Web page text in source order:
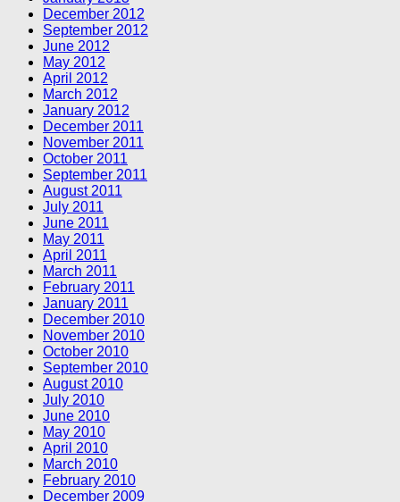
December 2012
September 2012
June 2012
May 2012
April 2012
March 2012
January 2012
December 2011
November 2011
October 2011
September 2011
August 2011
July 2011
June 2011
May 2011
April 2011
March 2011
February 2011
January 2011
December 2010
November 2010
October 2010
September 2010
August 2010
July 2010
June 2010
May 2010
April 2010
March 2010
February 2010
December 2009